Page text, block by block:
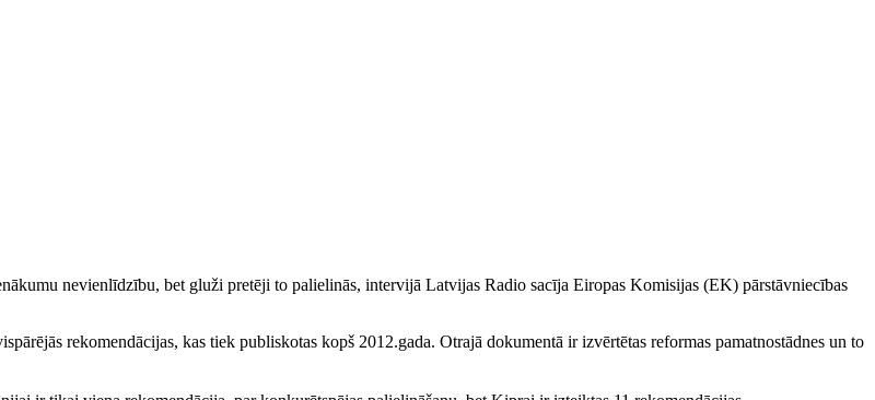
nevienlīdzību, bet gluži pretēji to palielinās, intervijā Latvijas Radio sacīja Eiropas Komisijas (EK) pārstāvniecības
rekomendācijas, kas tiek publiskotas kopš 2012.gada. Otrajā dokumentā ir izvērtētas reformas pamatnostādnes un to